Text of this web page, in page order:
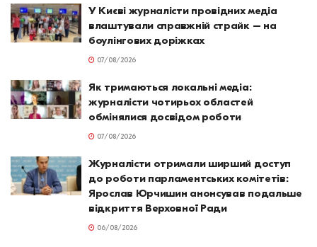
У Києві журналісти провідних медіа
влаштували справжній страйк – на
боулінгових доріжках
07/08/2026
Як тримаються локальні медіа:
журналісти чотирьох областей
обмінялися досвідом роботи
07/08/2026
Журналісти отримали ширший доступ
до роботи парламентських комітетів:
Ярослав Юрчишин анонсував подальше
відкриття Верховної Ради
06/08/2026